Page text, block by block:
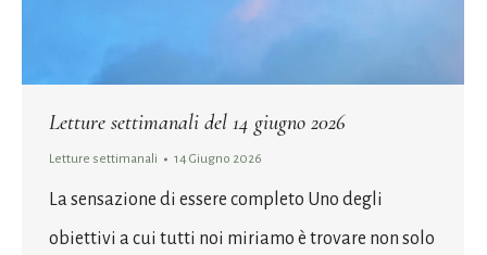
Letture settimanali del 14 giugno 2026
Letture settimanali 14 Giugno 2026
La sensazione di essere completo Uno degli
obiettivi a cui tutti noi miriamo è trovare non solo